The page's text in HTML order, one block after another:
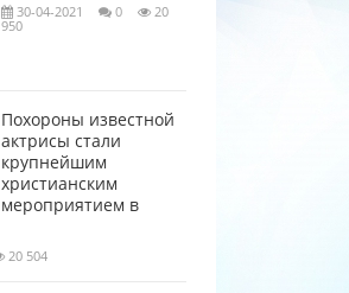
30-04-2021 0
20
950
Похороны известной
актрисы стали
крупнейшим
христианским
мероприятием в
20 504